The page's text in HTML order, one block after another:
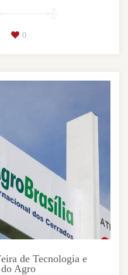
0
de Tecnologia e
Agro